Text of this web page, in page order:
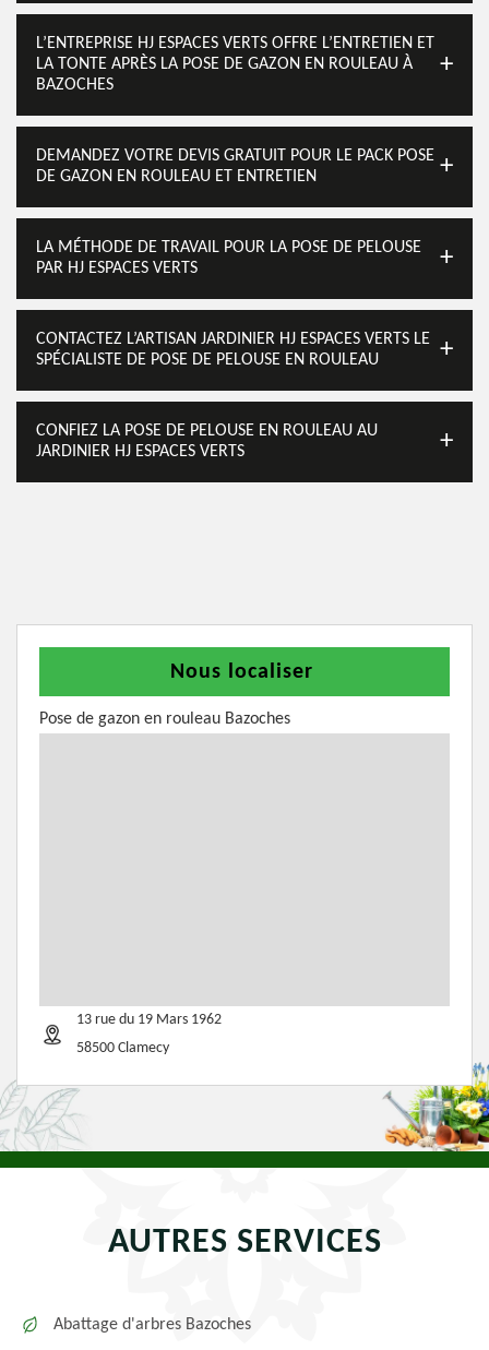
L’ENTREPRISE HJ ESPACES VERTS OFFRE L’ENTRETIEN ET
LA TONTE APRÈS LA POSE DE GAZON EN ROULEAU À
BAZOCHES
DEMANDEZ VOTRE DEVIS GRATUIT POUR LE PACK POSE
DE GAZON EN ROULEAU ET ENTRETIEN
LA MÉTHODE DE TRAVAIL POUR LA POSE DE PELOUSE
PAR HJ ESPACES VERTS
CONTACTEZ L’ARTISAN JARDINIER HJ ESPACES VERTS LE
SPÉCIALISTE DE POSE DE PELOUSE EN ROULEAU
CONFIEZ LA POSE DE PELOUSE EN ROULEAU AU
JARDINIER HJ ESPACES VERTS
Nous localiser
Pose de gazon en rouleau Bazoches
13 rue du 19 Mars 1962
58500 Clamecy
AUTRES SERVICES
Abattage d'arbres Bazoches